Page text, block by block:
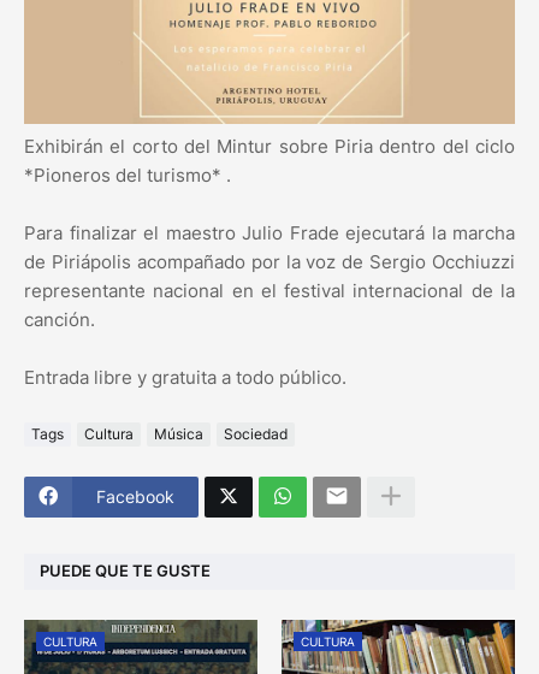
Exhibirán el corto del Mintur sobre Piria dentro del ciclo
*Pioneros del turismo* .
Para finalizar el maestro Julio Frade ejecutará la marcha
de Piriápolis acompañado por la voz de Sergio Occhiuzzi
representante nacional en el festival internacional de la
canción.
Entrada libre y gratuita a todo público.
Tags Cultura Música Sociedad
Facebook
PUEDE QUE TE GUSTE
CULTURA CULTURA